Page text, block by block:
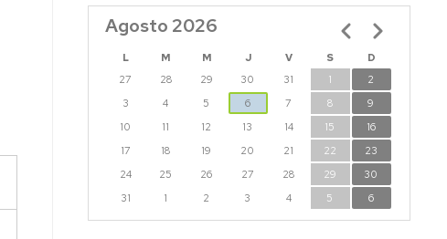
investigación
PDI
Grupos
Investigación
Institutos
trabajo
Agosto 2026
L M M J V S
D
27
28 29 30 31 1
2
3
4 5 6 7 8
9
10
11 12 13 14 15
16
17
18 19 20 21 22
23
24
25 26 27 28 29
30
31
1 2 3 4 5 6
Paginación